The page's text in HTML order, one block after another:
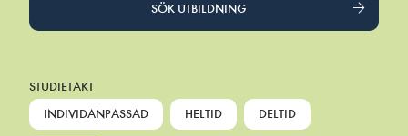
SÖK UTBILDNING
STUDIETAKT
INDIVIDANPASSAD
HELTID DELTID